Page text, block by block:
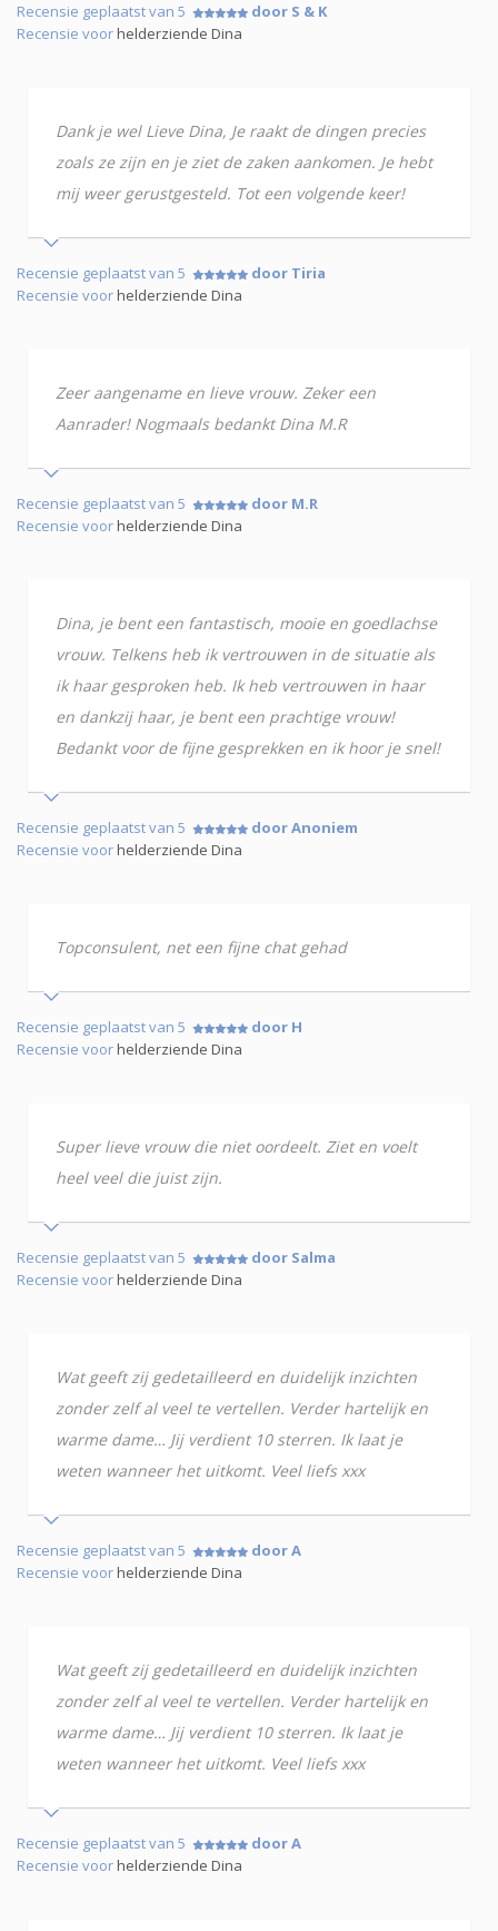
Recensie geplaatst van 5
door S & K
Recensie voorhelderziende Dina
Dank je wel Lieve Dina, Je raakt de dingen precies
zoals ze zijn en je ziet de zaken aankomen. Je hebt
mij weer gerustgesteld. Tot een volgende keer!
Recensie geplaatst van 5
door Tiria
Recensie voorhelderziende Dina
Zeer aangename en lieve vrouw. Zeker een
Aanrader! Nogmaals bedankt Dina M.R
Recensie geplaatst van 5
door M.R
Recensie voorhelderziende Dina
Dina, je bent een fantastisch, mooie en goedlachse
vrouw. Telkens heb ik vertrouwen in de situatie als
ik haar gesproken heb. Ik heb vertrouwen in haar
en dankzij haar, je bent een prachtige vrouw!
Bedankt voor de fijne gesprekken en ik hoor je snel!
Recensie geplaatst van 5
door Anoniem
Recensie voorhelderziende Dina
Topconsulent, net een fijne chat gehad
Recensie geplaatst van 5
door H
Recensie voorhelderziende Dina
Super lieve vrouw die niet oordeelt. Ziet en voelt
heel veel die juist zijn.
Recensie geplaatst van 5
door Salma
Recensie voorhelderziende Dina
Wat geeft zij gedetailleerd en duidelijk inzichten
zonder zelf al veel te vertellen. Verder hartelijk en
warme dame… Jij verdient 10 sterren. Ik laat je
weten wanneer het uitkomt. Veel liefs xxx
Recensie geplaatst van 5
door A
Recensie voorhelderziende Dina
Wat geeft zij gedetailleerd en duidelijk inzichten
zonder zelf al veel te vertellen. Verder hartelijk en
warme dame… Jij verdient 10 sterren. Ik laat je
weten wanneer het uitkomt. Veel liefs xxx
Recensie geplaatst van 5
door A
Recensie voorhelderziende Dina